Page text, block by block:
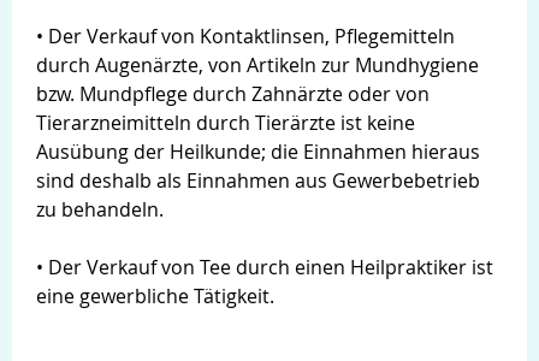
• Der Verkauf von Kontaktlinsen, Pflegemitteln
durch Augenärzte, von Artikeln zur Mundhygiene
bzw. Mundpflege durch Zahnärzte oder von
Tierarzneimitteln durch Tierärzte ist keine
Ausübung der Heilkunde; die Einnahmen hieraus
sind deshalb als Einnahmen aus Gewerbebetrieb
zu behandeln.
• Der Verkauf von Tee durch einen Heilpraktiker ist
eine gewerbliche Tätigkeit.